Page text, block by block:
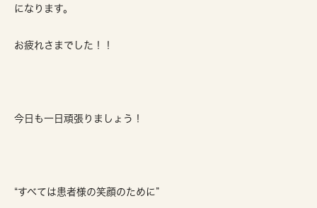
になります。
お疲れさまでした！！
今日も一日頑張りましょう！
“すべては患者様の笑顔のために”